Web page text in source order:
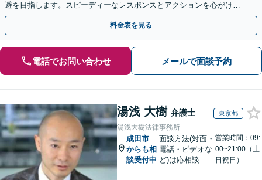
避を目指します。スピーディーなレスポンスとアクションを心がけ、
最善の解決を目指します【電話相談可】
料金表を見る
電話でお問い合わせ メールで面談予約
湯浅 大樹 弁護士 東京都
湯浅大樹法律事務所
成田市
からも相
談受付中
面談方法(対面・
電話・ビデオな
ど)は応相談
営業時間：09:
00~21:00（土
日祝日）